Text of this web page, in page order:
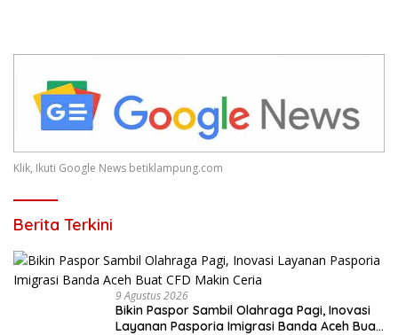
Klik, Ikuti Google News betiklampung.com
Berita Terkini
9 Agustus 2026
Bikin Paspor Sambil Olahraga Pagi, Inovasi
Layanan Pasporia Imigrasi Banda Aceh Buat